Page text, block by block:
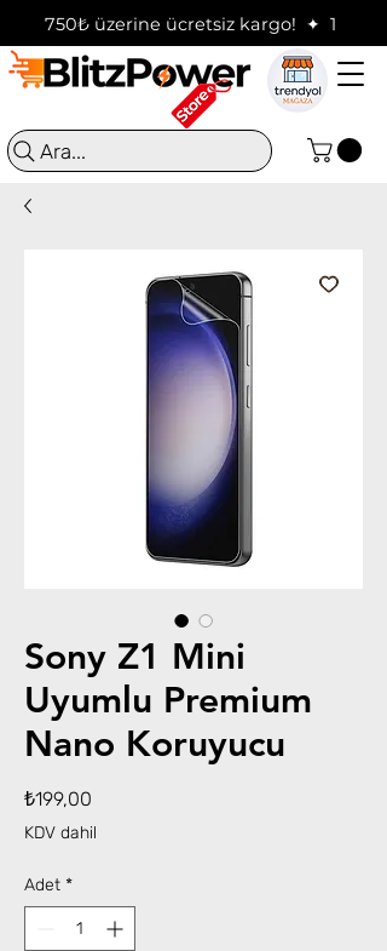
750₺ üzerine ücretsiz kargo!  ✦
Ara...
Sony Z1 Mini
Uyumlu Premium
Nano Koruyucu
₺199,00
KDV dahil
Adet *